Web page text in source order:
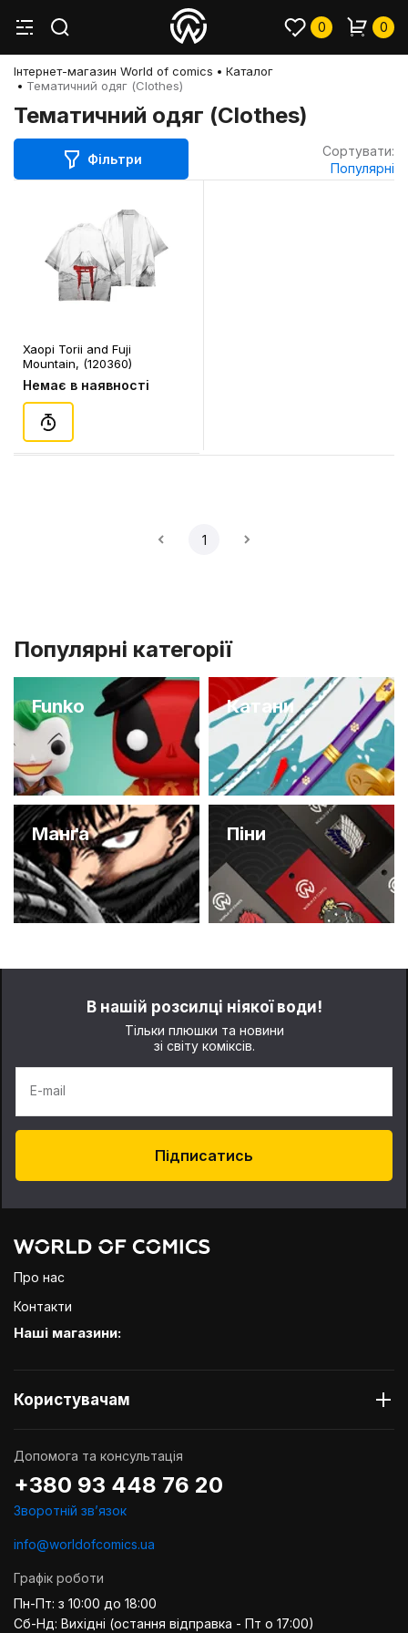
0 0
Інтернет-магазин World of comics
Каталог
Тематичний одяг (Clothes)
Тематичний одяг (Clothes)
Фільтри
Сортувати:
Популярні
Хаорі Torii and Fuji
Mountain, (120360)
Немає в наявності
1
Популярні категорії
Funko Катани
Манґа Піни
В нашій розсилці ніякої води!
Тільки плюшки та новини
зі світу коміксів.
E-mail
Підписатись
Про нас
Контакти
Наші магазини:
Користувачам
Допомога та консультація
+380 93 448 76 20
Зворотній звʼязок
info@worldofcomics.ua
Графік роботи
Пн-Пт: з 10:00 до 18:00
Сб-Нд: Вихідні (остання відправка - Пт о 17:00)